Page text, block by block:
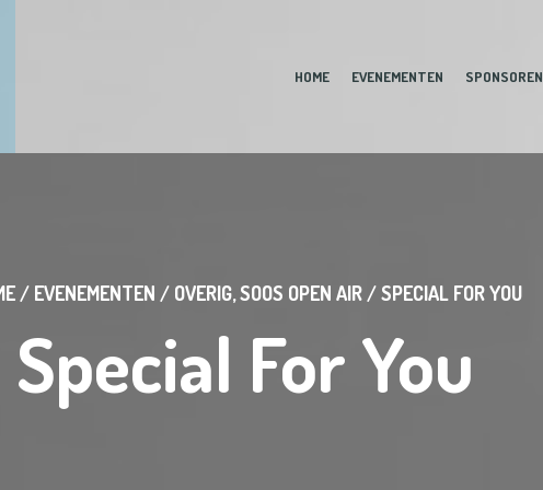
HOME EVENEMENTEN SPONSOREN
/ EVENEMENTEN / OVERIG,SOOS OPEN AIR / SPECIAL FOR YOU
Special For You